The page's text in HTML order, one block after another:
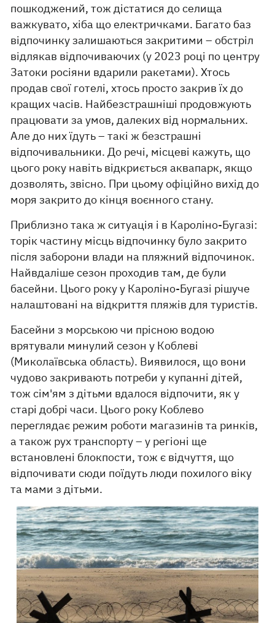
пошкоджений, тож дістатися до селища
важкувато, хіба що електричками. Багато баз
відпочинку залишаються закритими – обстріл
відлякав відпочиваючих (у 2023 році по центру
Затоки росіяни вдарили ракетами). Хтось
продав свої готелі, хтось просто закрив їх до
кращих часів. Найбезстрашніші продовжують
працювати за умов, далеких від нормальних.
Але до них їдуть – такі ж безстрашні
відпочивальники. До речі, місцеві кажуть, що
цього року навіть відкриється аквапарк, якщо
дозволять, звісно. При цьому офіційно вихід до
моря закрито до кінця воєнного стану.
Приблизно така ж ситуація і в Кароліно-Бугазі:
торік частину місць відпочинку було закрито
після заборони влади на пляжний відпочинок.
Найвдаліше сезон проходив там, де були
басейни. Цього року у Кароліно-Бугазі рішуче
налаштовані на відкриття пляжів для туристів.
Басейни з морською чи прісною водою
врятували минулий сезон у Коблеві
(Миколаївська область). Виявилося, що вони
чудово закривають потреби у купанні дітей,
тож сім'ям з дітьми вдалося відпочити, як у
старі добрі часи. Цього року Коблево
переглядає режим роботи магазинів та ринків,
а також рух транспорту – у регіоні ще
встановлені блокпости, тож є відчуття, що
відпочивати сюди поїдуть люди похилого віку
та мами з дітьми.